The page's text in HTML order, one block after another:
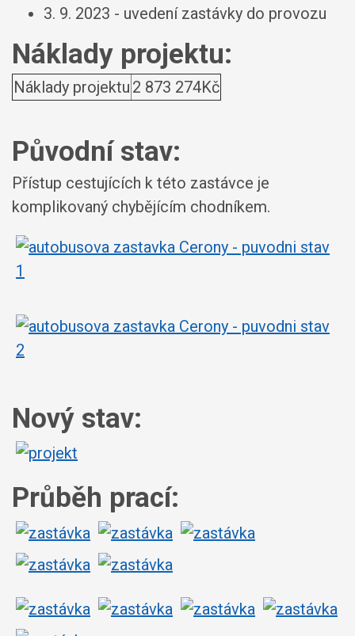
3. 9. 2023 - uvedení zastávky do provozu
Náklady projektu:
Náklady projektu 2 873 274Kč
Původní stav:
Přístup cestujících k této zastávce je
komplikovaný chybějícím chodníkem.
Nový stav:
Průběh prací: